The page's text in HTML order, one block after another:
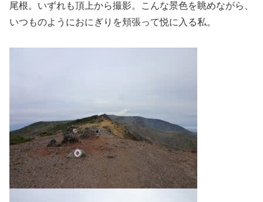
尾根。いずれも頂上から撮影。こんな景色を眺めながら、
いつものようにおにぎりを頬張って悦に入る私。